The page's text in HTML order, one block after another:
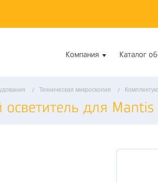
Компания Каталог
Техническая микроскопия
осветитель для